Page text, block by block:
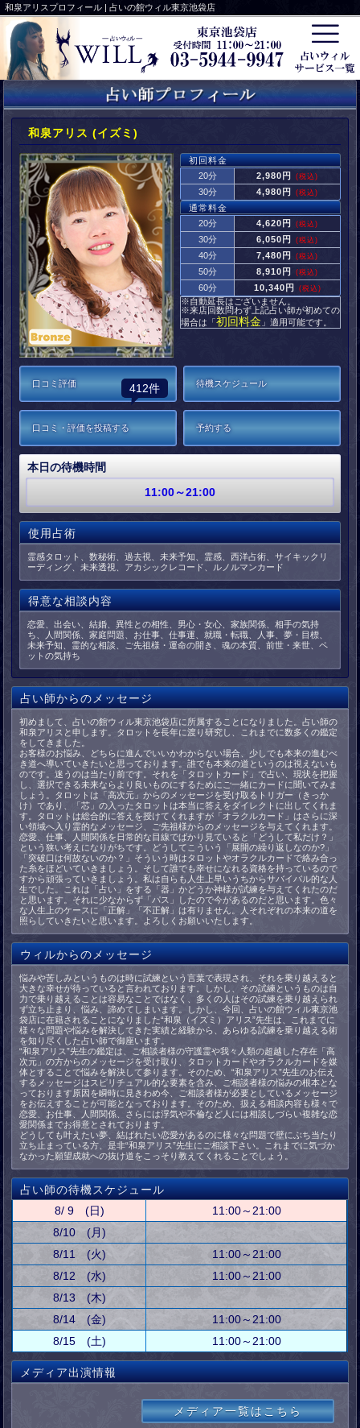
和泉アリスプロフィール | 占いの館ウィル東京池袋店
和泉アリス (イズミ)
初回料金
20分
2,980円 (税込)
30分 4,980円 (税込)
通常料金
20分
4,620円 (税込)
30分 6,050円 (税込)
40分 7,480円 (税込)
50分 8,910円 (税込)
60分 10,340円 (税込)
※自動延長はございません。
※来店回数問わず上記占い師が初めての
場合は「 初回料金 」適用可能です。
口コミ評価 412件 待機スケジュール
口コミ・評価を投稿する 予約する
本日の待機時間
11:00～21:00
使用占術
霊感タロット、数秘術、過去視、未来予知、霊感、西洋占術、サイキックリ
ーディング、未来透視、アカシックレコード、ルノルマンカード
得意な相談内容
恋愛、出会い、結婚、異性との相性、男心・女心、家族関係、相手の気持
ち、人間関係、家庭問題、お仕事、仕事運、就職・転職、人事、夢・目標、
未来予知、霊的な相談、ご先祖様・運命の開き、魂の本質、前世・来世、ペ
ットの気持ち
占い師からのメッセージ
初めまして、占いの館ウィル東京池袋店に所属することになりました。占い師の
和泉アリスと申します。タロットを長年に渡り研究し、これまでに数多くの鑑定
をしてきました。
お客様のお悩み、どちらに進んでいいかわからない場合、少しでも本来の進むべ
き道へ導いていきたいと思っております。誰でも本来の道というのは視えないも
のです。迷うのは当たり前です。それを「タロットカード」で占い、現状を把握
し、選択できる未来ならより良いものにするためにご一緒にカードに聞いてみま
しょう。タロットは「高次元」からのメッセージを受け取るトリガー（きっか
け）であり、「芯」の入ったタロットは本当に答えをダイレクトに出してくれま
す。タロットは総合的に答えを授けてくれますが「オラクルカード」はさらに深
い領域へ入り霊的なメッセージ、ご先祖様からのメッセージを与えてくれます。
恋愛、仕事、人間関係を日常的な目線でばかり見ていると「どうして私だけ？」
という狭い考えになりがちです。どうしてこういう「展開の繰り返しなのか?」
「突破口は何故ないのか？」そういう時はタロットやオラクルカードで絡み合っ
た糸をほどいていきましょう。そして誰でも幸せになれる資格を持っているので
すから頑張っていきましょう。私は自らも人生上早いうちからサバイバル的な人
生でした。これは「占い」をする「器」かどうか神様が試練を与えてくれたのだ
と思います。それに少なからず「パス」したので今があるのだと思います。色々
な人生上のケースに「正解」「不正解」は有りません。人それぞれの本来の道を
照らしていきたいと思います。よろしくお願いいたします。
ウィルからのメッセージ
悩みや苦しみというものは時に試練という言葉で表現され、それを乗り越えると
大きな幸せが待っていると言われております。しかし、その試練というものは自
力で乗り越えることは容易なことではなく、多くの人はその試練を乗り越えられ
ず立ち止まり、悩み、諦めてしまいます。しかし、今回、占いの館ウィル東京池
袋店に在籍されることになりました“和泉（イズミ）アリス”先生は、これまでに
様々な問題や悩みを解決してきた実績と経験から、あらゆる試練を乗り越える術
を知り尽くした占い師で御座います。
“和泉アリス”先生の鑑定は、ご相談者様の守護霊や我々人類の超越した存在「高
次元」の方からのメッセージを受け取り、タロットカードやオラクルカードを媒
体とすることで悩みを解決して参ります。そのため、“和泉アリス”先生のお伝え
するメッセージはスピリチュアル的な要素を含み、ご相談者様の悩みの根本とな
っております原因を瞬時に見きわめ今、ご相談者様が必要としているメッセージ
をお伝えすることが可能となっております。そのため、扱える相談内容も様々で
恋愛、お仕事、人間関係、さらには浮気や不倫など人には相談しづらい複雑な恋
愛関係までお得意とされております。
どうしても叶えたい夢、結ばれたい恋愛があるのに様々な問題で壁にぶち当たり
立ち止まっている方、是非“和泉アリス”先生にご相談下さい。これまでに気づか
なかった願望成就への抜け道をこっそり教えてくれることでしょう。
占い師の待機スケジュール
8/ 9 (日)
11:00～21:00
8/10 (月)
8/11 (火)
11:00～21:00
8/12 (水)
11:00～21:00
8/13 (木)
8/14 (金)
11:00～21:00
8/15 (土)
11:00～21:00
メディア出演情報
メディア一覧はこちら